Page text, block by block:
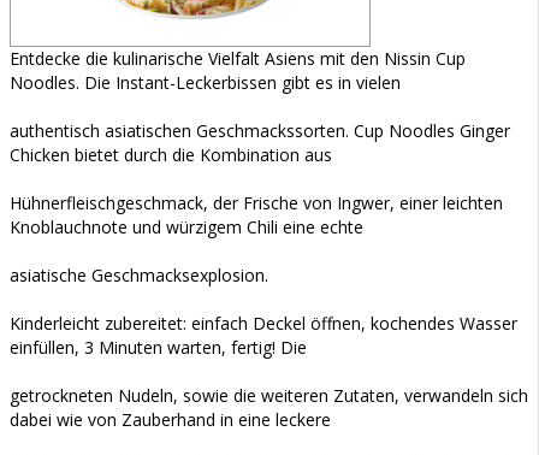
Entdecke die kulinarische Vielfalt Asiens mit den Nissin Cup
Noodles. Die Instant-Leckerbissen gibt es in vielen
authentisch asiatischen Geschmackssorten. Cup Noodles Ginger
Chicken bietet durch die Kombination aus
Hühnerfleischgeschmack, der Frische von Ingwer, einer leichten
Knoblauchnote und würzigem Chili eine echte
asiatische Geschmacksexplosion.
Kinderleicht zubereitet: einfach Deckel öffnen, kochendes Wasser
einfüllen, 3 Minuten warten, fertig! Die
getrockneten Nudeln, sowie die weiteren Zutaten, verwandeln sich
dabei wie von Zauberhand in eine leckere